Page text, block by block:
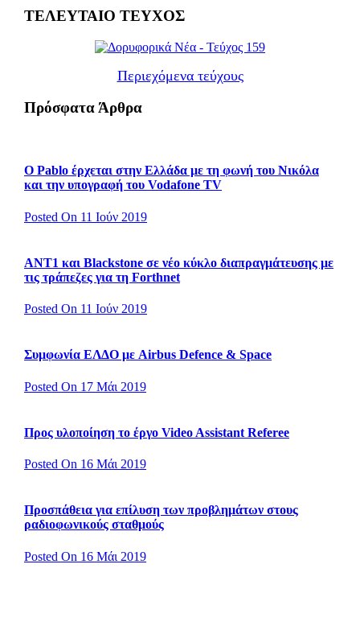
ΤΕΛΕΥΤΑΙΟ ΤΕΥΧΟΣ
Περιεχόμενα τεύχους
Πρόσφατα Άρθρα
Ο Pablo έρχεται στην Ελλάδα με τη φωνή του Νικόλα
και την υπογραφή του Vodafone TV
Posted On 11 Ιούν 2019
ΑΝΤ1 και Blackstone σε νέο κύκλο διαπραγμάτευσης με
τις τράπεζες για τη Forthnet
Posted On 11 Ιούν 2019
Συμφωνία ΕΛΔΟ με Airbus Defence & Space
Posted On 17 Μάι 2019
Προς υλοποίηση το έργο Video Assistant Referee
Posted On 16 Μάι 2019
Προσπάθεια για επίλυση των προβλημάτων στους
ραδιοφωνικούς σταθμούς
Posted On 16 Μάι 2019